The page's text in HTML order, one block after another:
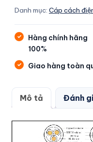
Danh mục: Cáp cách
Hàng chính hãng
100%
Giao hàng toàn
Mô tả Đánh